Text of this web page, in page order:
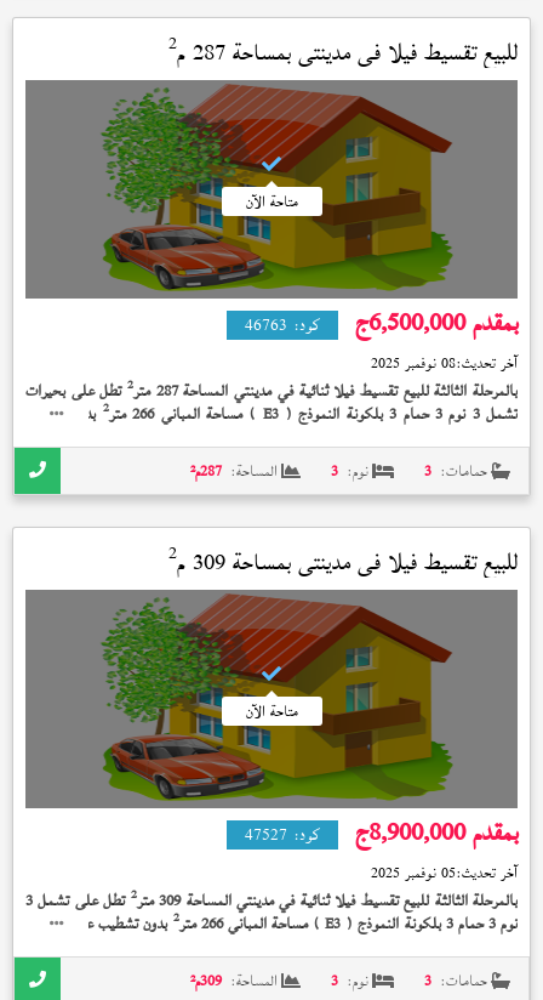
للبيع تقسيط فيلا فيمدينتيبمساحة 287 م 2
متاحة الآن
بمقدم 6,500,000 ج كود: 46763
آخر تحديث:08 نوفمبر 2025
بالمرحلة الثالثة للبيع تقسيط فيلا ثنائية في مدينتي المساحة 287 متر 2تطل على بحيرات
تشمل 3 نوم 3 حمام 3 بلكونة النموذج ( E3 ) مساحة المباني 266 متر 2 بدون تشطيب
حمامات: 3 نوم: 3 المساحة: 287م²
للبيع تقسيط فيلا فيمدينتيبمساحة 309 م 2
متاحة الآن
بمقدم 8,900,000 ج كود: 47527
آخر تحديث:05 نوفمبر 2025
بالمرحلة الثالثة للبيع تقسيط فيلا ثنائية في مدينتي المساحة 309 متر 2 تطل على تشمل 3
نوم 3 حمام 3 بلكونة النموذج ( E3) مساحة المباني 266 متر 2 بدون تشطيب على 10 سنة
حمامات: 3 نوم: 3 المساحة: 309م²